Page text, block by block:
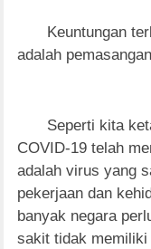
Keuntungan
adalah
Seperti kita
COVID-19 telah
adalah virus yang
pekerjaan dan
banyak negara
sakit tidak